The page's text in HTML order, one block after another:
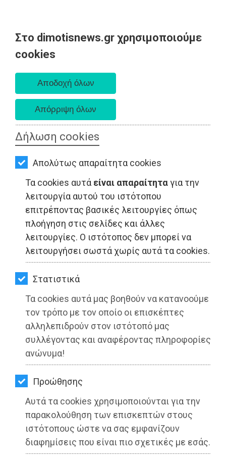
Στο dimotisnews.gr χρησιμοποιούμε
cookies
Δήλωση cookies
Απολύτως απαραίτητα cookies
Τα cookies αυτά είναι απαραίτηταγια την
λειτουργία αυτού του ιστότοπου
επιτρέποντας βασικές λειτουργίες όπως
πλοήγηση στις σελίδες και άλλες
λειτουργίες. Ο ιστότοπος δεν μπορεί να
λειτουργήσει σωστά χωρίς αυτά τα cookies.
Στατιστικά
Τα cookies αυτά μας βοηθούν να κατανοούμε
τον τρόπο με τον οποίο οι επισκέπτες
αλληλεπιδρούν στον ιστότοπό μας
συλλέγοντας και αναφέροντας πληροφορίες
ανώνυμα!
Προώθησης
Αυτά τα cookies χρησιμοποιούνται για την
παρακολούθηση των επισκεπτών στους
ιστότοπους ώστε να σας εμφανίζουν
διαφημίσεις που είναι πιο σχετικές με εσάς.
AΡΧΙΚΗ
ΕΙΔΗΣΕΙΣ
ΠΟΛΙΤΙΚΗ
ΤΟΠΙΚΗ
ΑΥΤΟΔΙΟΙΚΗΣΗ
ΟΙΚΟΝΟΜΙΑ
ΑΘΛΗΤΙΣΜΟΣ
ΠΟΛΙΤΙΣΜΟΣ
ΣΠΙΤΙ-
ΚΗΠΟΣ
ΥΓΕΙΑ
LIFESTYLE
ΤΑΞΙΔΙΑ
ΕΞΟΔΟΣ
ΠΕΡΙΒΑΛΛΟΝ
ΚΑΤΟΙΚΙΔΙΟ
ΑΓΓΕΛΙΕΣ
ΕΦΗΜΕΡΙΔΕΣ
OΔΗΓΟΣ
ΑΓΟΡΑΣ
LIFESTYLE - Ελλάδα